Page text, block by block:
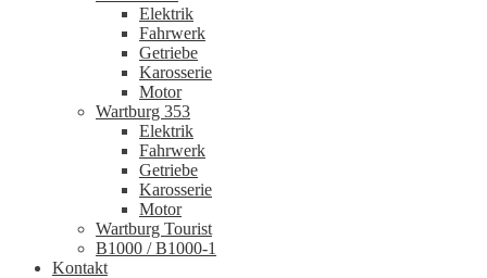
Elektrik
Fahrwerk
Getriebe
Karosserie
Motor
Wartburg 353
Elektrik
Fahrwerk
Getriebe
Karosserie
Motor
Wartburg Tourist
B1000 / B1000-1
Kontakt